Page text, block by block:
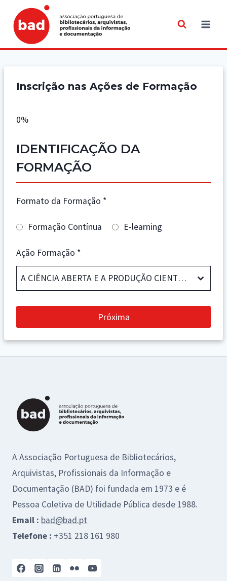
content
Inscrição nas Ações de Formação
0%
IDENTIFICAÇÃO DA
FORMAÇÃO
Formato da Formação *
Formação Contínua E-learning
Ação Formação *
A CIÊNCIA ABERTA E A PRODUÇÃO CIENTÍFICA EM ACESSO LIVRE (EL10_26) – 20 de outubro a 16 de novembro de 2026, Curso e-learning
Próxima
A Associação Portuguesa de Bibliotecários,
Arquivistas, Profissionais da Informação e
Documentação (BAD) foi fundada em 1973 e é
Pessoa Coletiva de Utilidade Pública desde 1988.
Email : bad@bad.pt
Telefone : +351 218 161 980